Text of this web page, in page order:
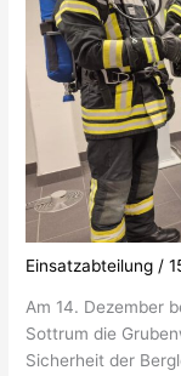
Einsatzabteilung /
Am 14. Dezember
Sottrum die
Sicherheit der